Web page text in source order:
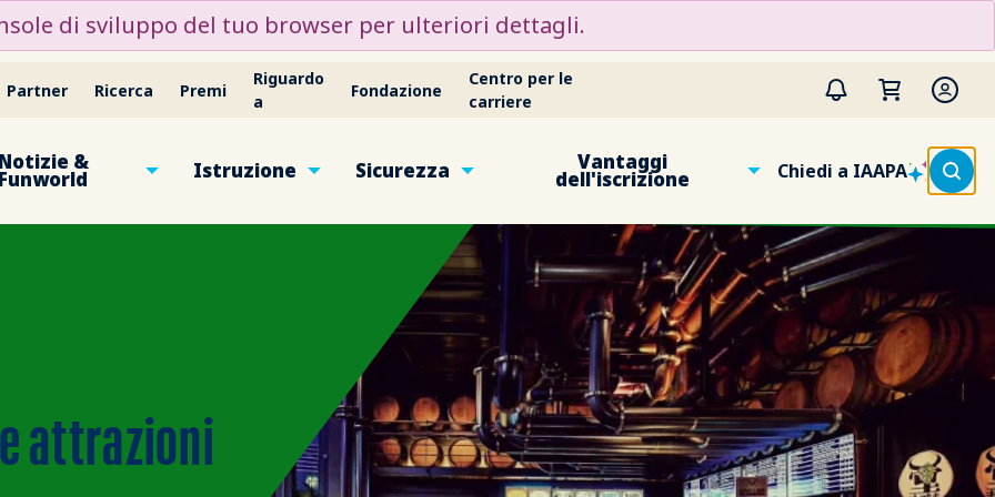
di sviluppo del tuo browser per ulteriori dettagli.
Partner Ricerca Premi
Riguardo
a
Fondazione
Centro per le
carriere
& Istruzione Sicurezza Vantaggi
dell'iscrizione Chiedi a IAAPA
attrazioni